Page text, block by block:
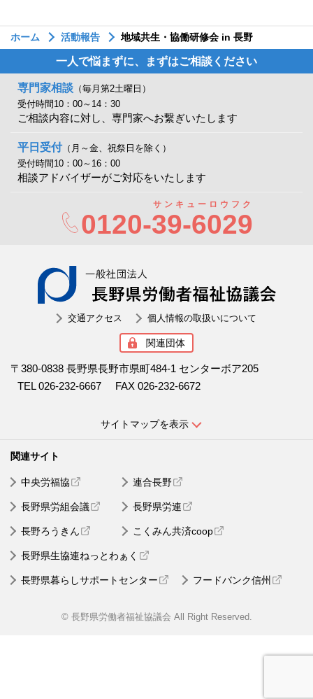
ホーム 活動報告 地域共生・協働研修会 in 長野
一人で悩まずに、まずはご相談ください
専門家相談 （毎月第2土曜日）
受付時間10：00～14：30
ご相談内容に対し、専門家へお繋ぎいたします
平日受付（月～金、祝祭日を除く）
受付時間10：00～16：00
相談アドバイザーがご対応をいたします
0120-39-6029
サンキューロウフク
交通アクセス 個人情報の取扱いについて
関連団体
〒380-0838 長野県長野市県町484-1 センターボア205
TEL 026-232-6667
FAX 026-232-6672
サイトマップを表示
中央労福協 連合長野
長野県労組会議 長野県労連
長野ろうきん こくみん共済coop
長野県生協連ねっとわぁく
長野県暮らしサポートセンター フードバンク信州
© 長野県労働者福祉協議会 All Right Reserved.